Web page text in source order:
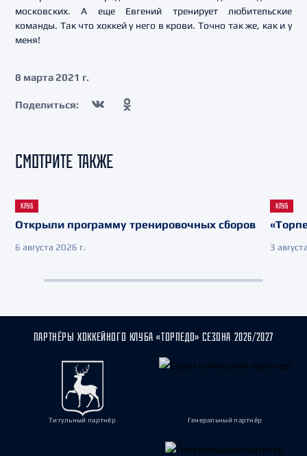
московских. А еще Евгений тренирует любительские
команды. Так что хоккей у него в крови. Точно так же, как и у
меня!
8 марта 2021 г.
Поделиться:
СМОТРИТЕ ТАКЖЕ
КЛУБ
Открыли программу тренировочных сборов
6 августа 2026 г.
КЛУБ
3
ПАРТНЁРЫ ХОККЕЙНОГО КЛУБА «ТОРПЕДО» СЕЗОНА 2026/2027
Титульный партнёр Генеральный партнёр